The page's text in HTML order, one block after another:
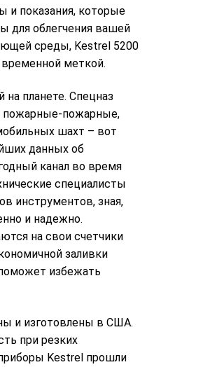
и показания, которые
для облегчения вашей
среды, Kestrel 5200
меткой.
планете. Спецназ
пожарные-пожарные,
шахт – вот
данных об
канал во время
специалисты
инструментов, зная,
и надежно.
на свои счетчики
заливки
избежать
и изготовлены в США.
при резких
Kestrel прошли